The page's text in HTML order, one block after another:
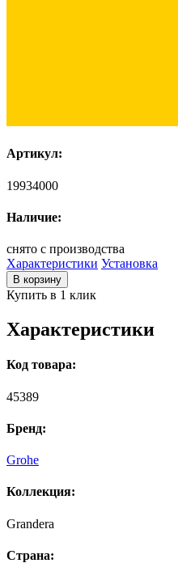
Артикул:
19934000
Наличие:
снято с производства
Характеристики Установка
В корзину
Купить в 1 клик
Характеристики
Код товара:
45389
Бренд:
Grohe
Коллекция:
Grandera
Страна: